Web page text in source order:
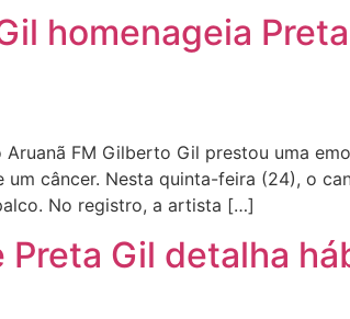
homenageia
Aruanã FM Gilberto Gil prestou uma
um câncer. Nesta quinta-feira (24), o
No registro, a artista […]
Preta Gil detalha